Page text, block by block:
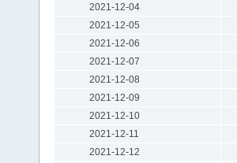
2021-12-04
2021-12-05
2021-12-06
2021-12-07
2021-12-08
2021-12-09
2021-12-10
2021-12-11
2021-12-12